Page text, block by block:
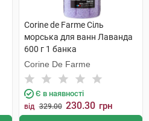
Corine de Farme Сіль
морська для ванн Лаванда
600 г 1 банка
Corine De Farme
Є в наявності
від 329.00 230.30 грн